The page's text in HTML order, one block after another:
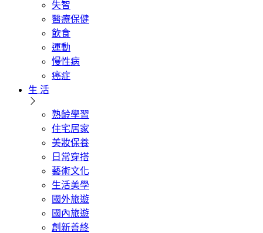
失智
醫療保健
飲食
運動
慢性病
癌症
生 活
熟齡學習
住宅居家
美妝保養
日常穿搭
藝術文化
生活美學
國外旅遊
國內旅遊
創新善終